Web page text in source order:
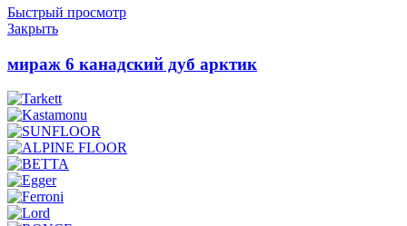
Быстрый просмотр
Закрыть
мираж 6 канадский дуб арктик